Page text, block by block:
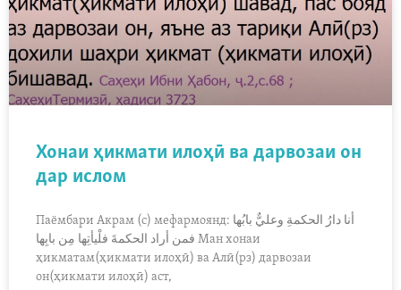
Хонаи ҳикмати илоҳӣ ва дарвозаи он
дар ислом
Паёмбари Акрам (с) мефармоянд: أنا دارُ الحكمةِ وعليٌّ بابُها
فمن أراد الحكمةَ فلْيأتِها مِن بابِها Ман хонаи
ҳикматам(ҳикмати илоҳӣ) ва Алӣ(рз) дарвозаи
он(ҳикмати илоҳӣ) аст,